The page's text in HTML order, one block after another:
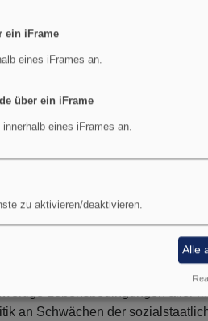
und Christen ist es
. (1.Mose 1,27). Die
von Herkunft, Alter,
wenn es in seiner Akzeptanz
gegeben, auf dass im Leib
wir für eine vielfältige
Raum für ehrliche
und Demokratiefeindlichkeit
damit an die Verantwortung
wir uns für Frieden,
Lebensbedingungen aller
an Schwächen der
ein iFrame
eines iFrames an.
über ein iFrame
eines iFrames an.
zu aktivieren/deaktivieren.
Alle